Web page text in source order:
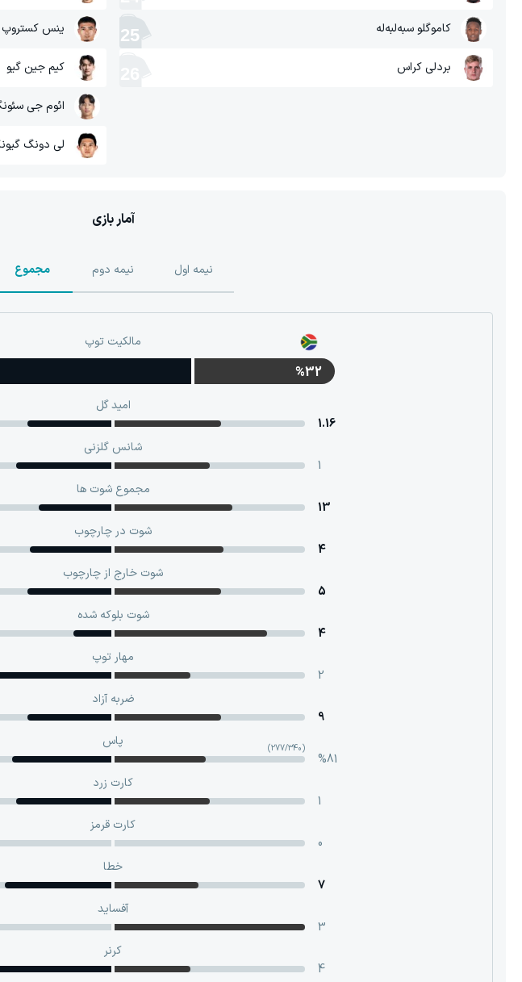
کاموگلو سبه‌لبه‌له 25
بردلی کراس
ینس کستروپ
کیم جین گیو
ائوم جی
لی دونگ
آمار بازی
نیمه اول نیمه دوم مجموع
مالکیت توپ
%32
امید گل
1.16
شانس گلزنی
1
مجموع شوت ها
13
شوت در چارچوب
4
شوت خارج از چارچوب
5
شوت بلوکه‌ شده
4
مهار توپ
2
ضربه آزاد
9
پاس
%81
(277/340)
کارت زرد
1
کارت قرمز
0
خطا
7
آفساید
3
کرنر
4